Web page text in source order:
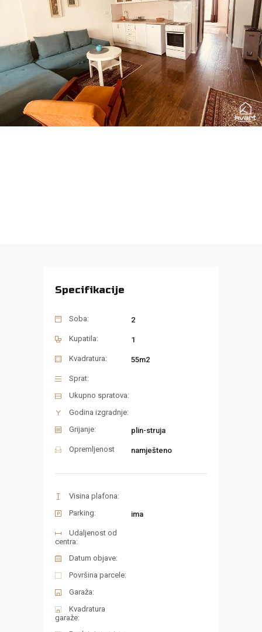
Specifikacije
Soba: 2
Kupatila: 1
Kvadratura: 55m2
Sprat:
Ukupno spratova:
Godina izgradnje:
Grijanje:
plin-struja
Opremljenost namješteno
Visina plafona:
Parking:
ima
Udaljenost od
centra:
Datum objave:
Površina parcele:
Garaža:
Kvadratura
garaže: